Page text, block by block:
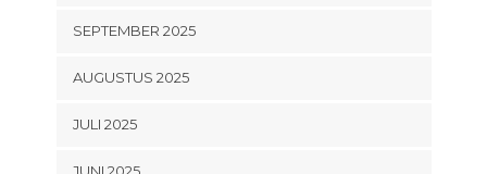
SEPTEMBER 2025
AUGUSTUS 2025
JULI 2025
JUNI 2025